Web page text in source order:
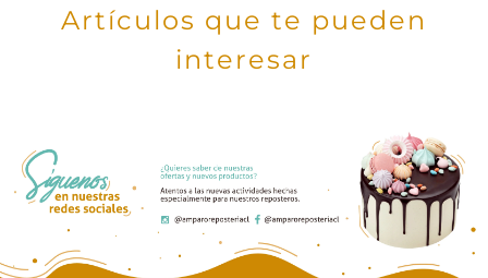
Artículos que te pueden
interesar